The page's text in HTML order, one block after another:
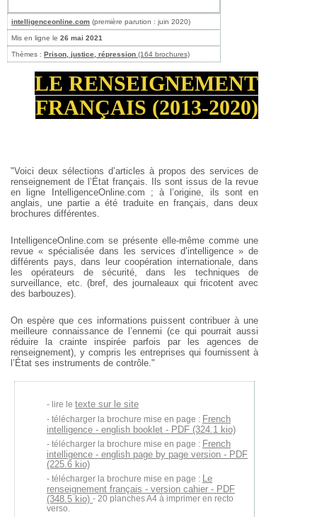
intelligenceonline.com (première parution : juin 2020)
Mis en ligne le 26 mai 2021
Thèmes : Prison, justice, répression (164 brochures)
LE RENSEIGNEMENT
FRANÇAIS (2013-2020)
"Voici deux sélections d’articles à propos des services de
renseignement de l’État français. Ils sont issus de la revue
en ligne IntelligenceOnline.com ; à l’origine, ils sont en
anglais, une partie a été traduite en français, dans deux
brochures différentes.
IntelligenceOnline.com se présente elle-même comme une
revue « spécialisée dans les services d’intelligence » de
différents pays, dans leur coopération internationale, dans
les opérateurs de sécurité, dans les techniques de
surveillance, etc. (bref, des journaleaux qui fricotent avec
des barbouzes).
On espère que ces informations puissent contribuer à une
meilleure connaissance de l’ennemi (ce qui pourrait aussi
réduire la crainte inspirée parfois par les agences de
renseignement), y compris les entreprises qui fournissent à
l’État ses instruments de contrôle."
lire le texte sur le site
télécharger la brochure mise en page : French
intelligence - english booklet - PDF (324.1 kio)
télécharger la brochure mise en page : French
intelligence - english page by page version - PDF
(225.6 kio)
télécharger la brochure mise en page : Le
renseignement français - version cahier - PDF
(348.5 kio) - 20 planches A4 à imprimer en recto
verso.